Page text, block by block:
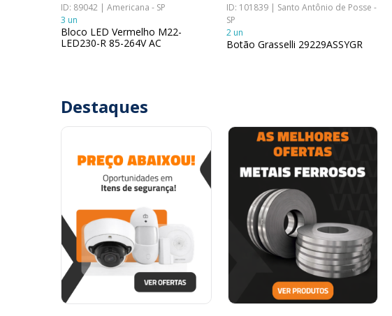
ID: 89042 | Americana - SP
3 un
Bloco LED Vermelho M22-
LED230-R 85-264V AC
ID: 101839 | Santo Antônio de Posse -
SP
2 un
Botão Grasselli 29229ASSYGR
Destaques